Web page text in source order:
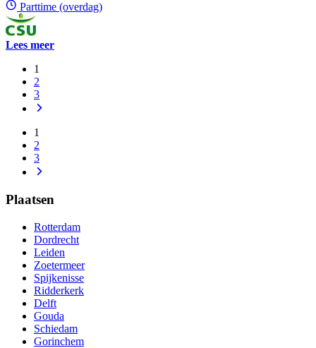
Parttime (overdag)
Lees meer
1
2
3
1
2
3
Plaatsen
Rotterdam
Dordrecht
Leiden
Zoetermeer
Spijkenisse
Ridderkerk
Delft
Gouda
Schiedam
Gorinchem